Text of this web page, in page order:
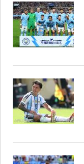
많이 본 뉴스 최신 뉴스